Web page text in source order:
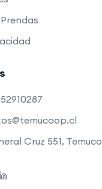
Cruz 551, Temuco